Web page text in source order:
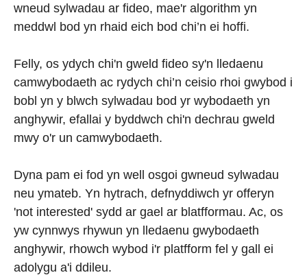
wneud sylwadau ar fideo, mae'r algorithm yn
meddwl bod yn rhaid eich bod chi’n ei hoffi.
Felly, os ydych chi'n gweld fideo sy'n lledaenu
camwybodaeth ac rydych chi’n ceisio rhoi gwybod i
bobl yn y blwch sylwadau bod yr wybodaeth yn
anghywir, efallai y byddwch chi'n dechrau gweld
mwy o'r un camwybodaeth.
Dyna pam ei fod yn well osgoi gwneud sylwadau
neu ymateb. Yn hytrach, defnyddiwch yr offeryn
'not interested' sydd ar gael ar blatfformau. Ac, os
yw cynnwys rhywun yn lledaenu gwybodaeth
anghywir, rhowch wybod i'r platfform fel y gall ei
adolygu a'i ddileu.